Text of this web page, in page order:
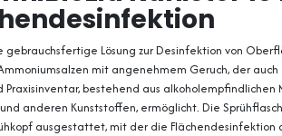
gebrauchsfertige Lösung zur Desinfektion von
mit angenehmem Geruch, der
Praxisinventar, bestehend aus
anderen Kunststoffen, ermöglicht. Die
ausgestattet, mit der die Flächendesinfektion